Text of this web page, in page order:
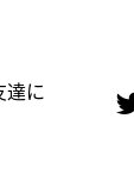
達に